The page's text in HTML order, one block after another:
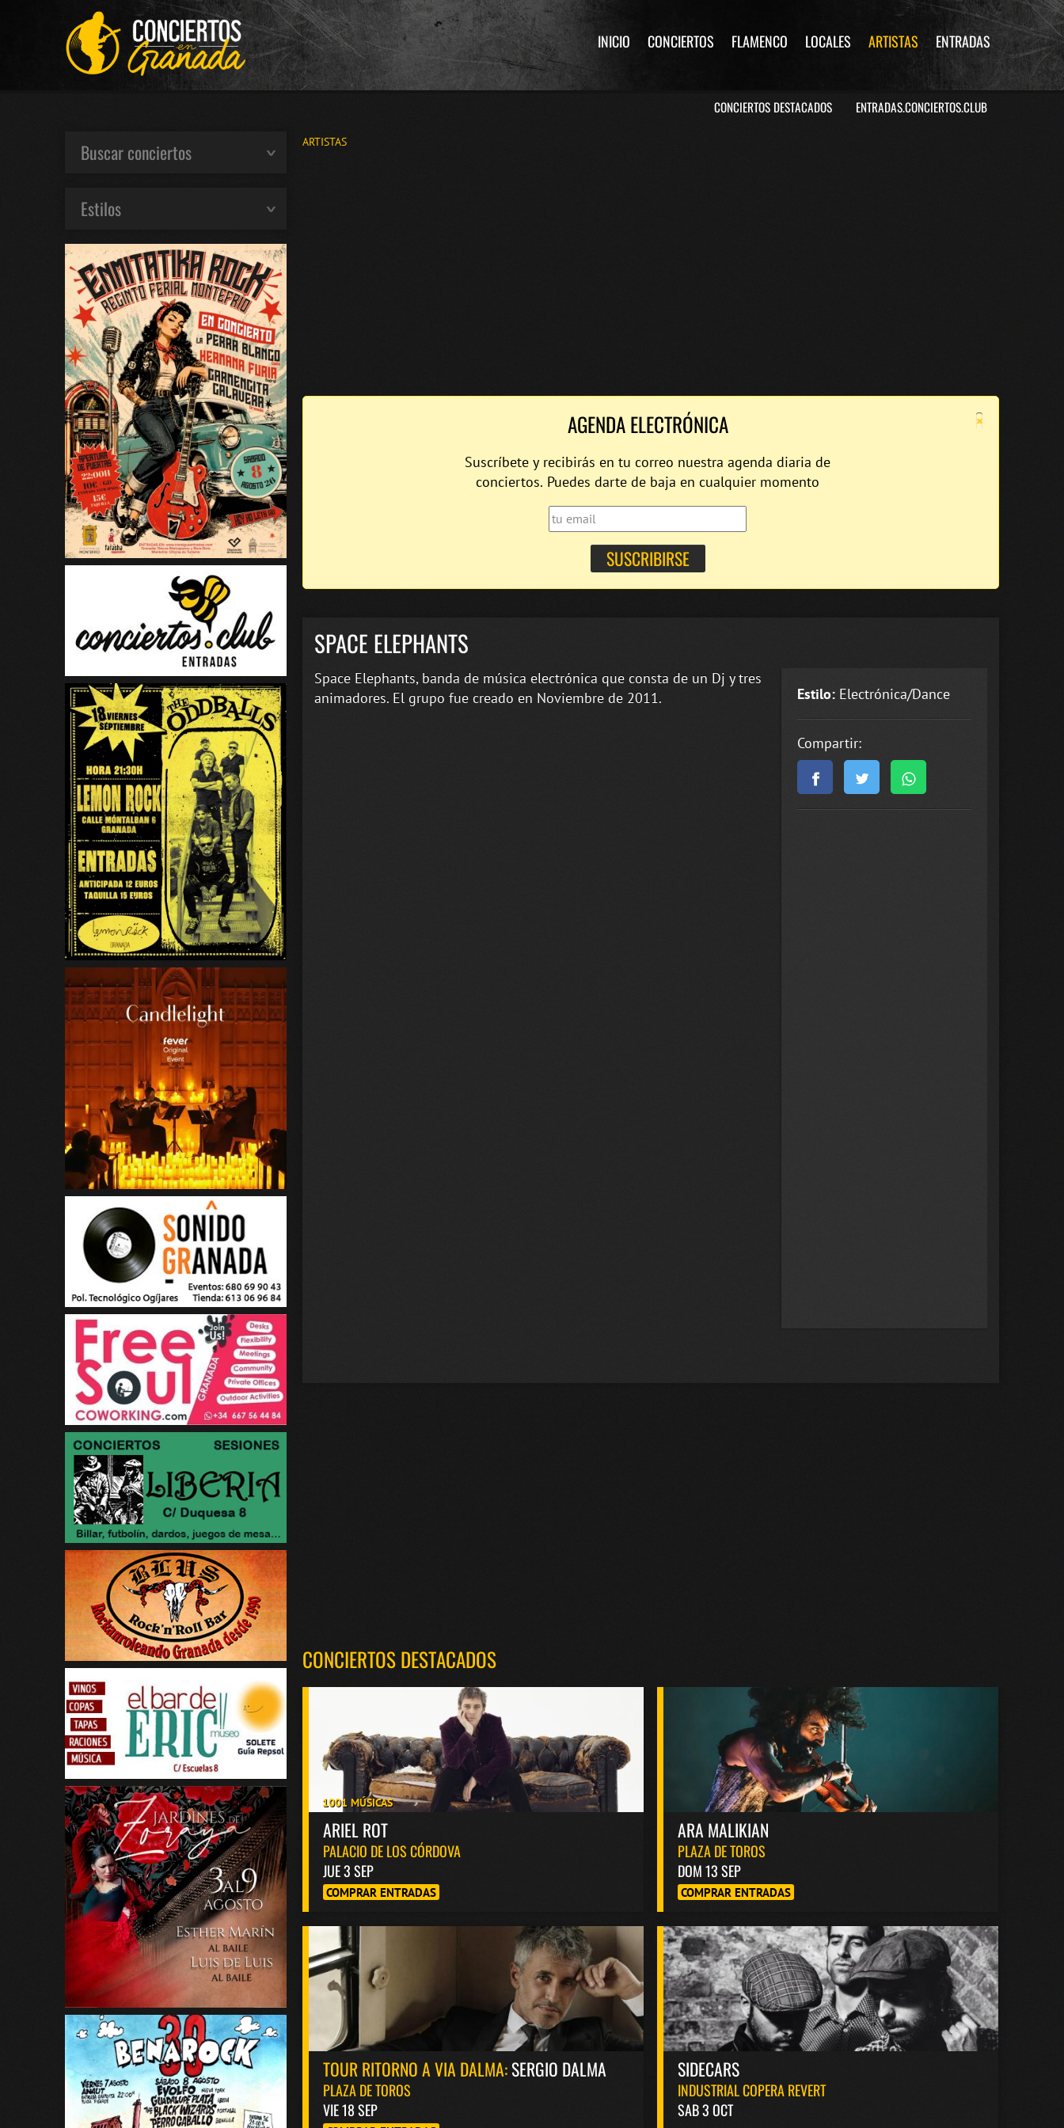
INICIO CONCIERTOS FLAMENCO LOCALES ARTISTAS ENTRADAS
CONCIERTOS DESTACADOS ENTRADAS.CONCIERTOS.CLUB
ARTISTAS
×
AGENDA ELECTRÓNICA
Suscríbete y recibirás en tu correo nuestra agenda diaria de
conciertos. Puedes darte de baja en cualquier momento
SPACE ELEPHANTS
Estilo: Electrónica/Dance
Compartir:
Space Elephants, banda de música electrónica que consta de un Dj y tres
animadores. El grupo fue creado en Noviembre de 2011.
CONCIERTOS DESTACADOS
1001 MÚSICAS
ARIEL ROT
PALACIO DE LOS CÓRDOVA
JUE 3 SEP
COMPRAR ENTRADAS
ARA MALIKIAN
PLAZA DE TOROS
DOM 13 SEP
COMPRAR ENTRADAS
TOUR RITORNO A VIA DALMA:SERGIO DALMA
PLAZA DE TOROS
VIE 18 SEP
SIDECARS
INDUSTRIAL COPERA REVERT
SAB 3 OCT
Buscar conciertos
Estilos